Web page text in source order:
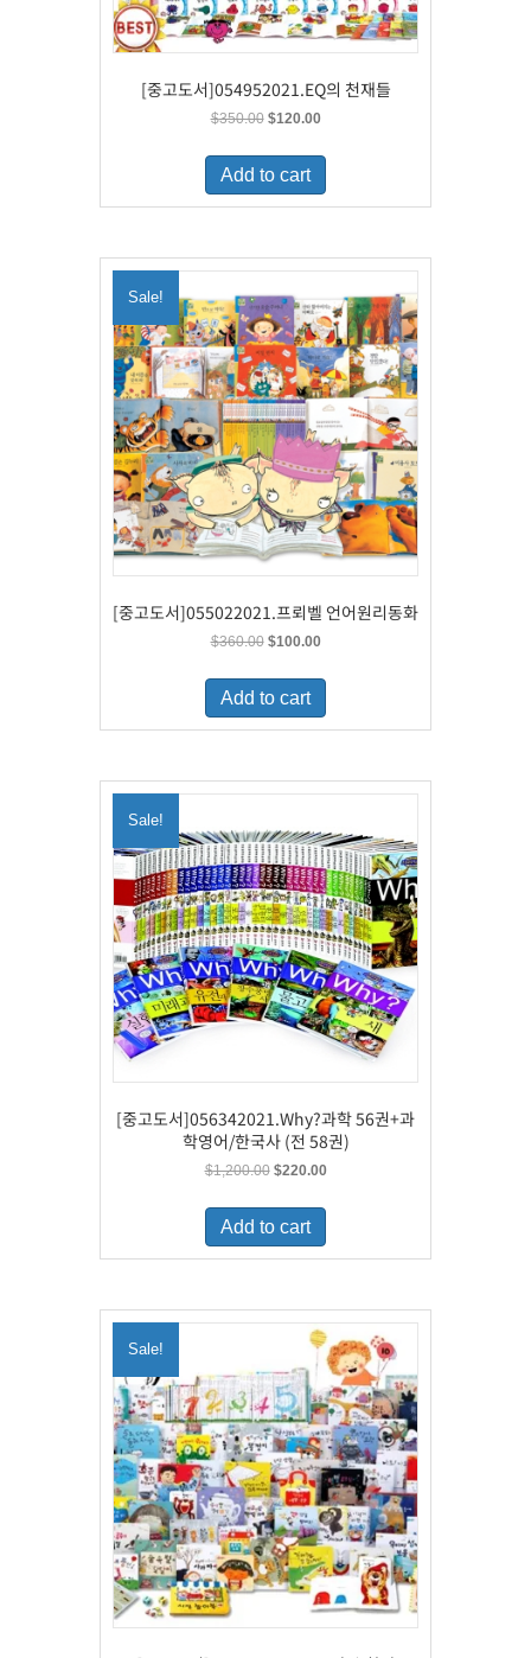
[중고도서]054952021.EQ의 천재들
$350.00 Original
was:
$350.00.
$120.00Current
is:
Add to cart
Sale!
[중고도서]055022021.프뢰벨 언어원리동화
$360.00 Original
was:
$360.00.
$100.00Current
is:
Add to cart
Sale!
[중고도서]056342021.Why?과학 56권+과
학영어/한국사 (전 58권)
$1,200.00 Original
was:
$1,200.00.
$220.00Current
is:
Add to cart
Sale!